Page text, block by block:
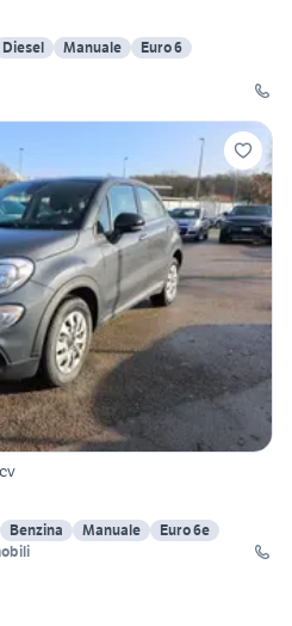
Diesel Manuale
Euro 6
Benzina Manuale
Euro 6e